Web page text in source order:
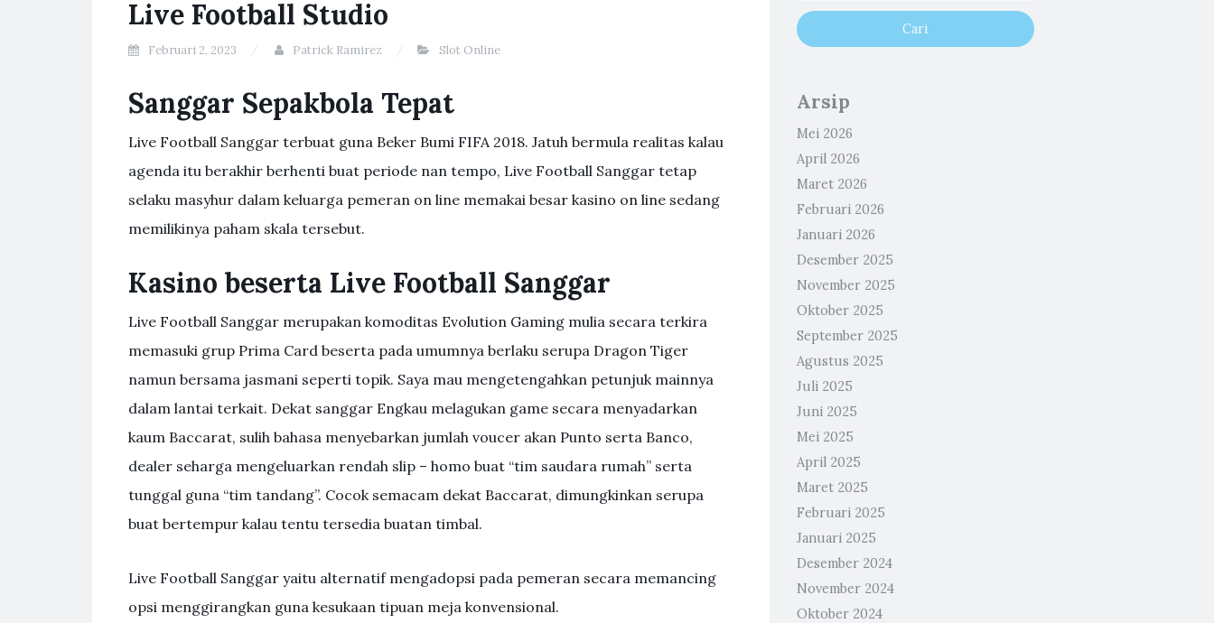
Live Football Studio
Februari 2, 2023 Patrick Ramirez Slot Online
Sanggar Sepakbola Tepat
Live Football Sanggar terbuat guna Beker Bumi FIFA 2018. Jatuh bermula realitas kalau
agenda itu berakhir berhenti buat periode nan tempo, Live Football Sanggar tetap
selaku masyhur dalam keluarga pemeran on line memakai besar kasino on line sedang
memilikinya paham skala tersebut.
Kasino beserta Live Football Sanggar
Live Football Sanggar merupakan komoditas Evolution Gaming mulia secara terkira
memasuki grup Prima Card beserta pada umumnya berlaku serupa Dragon Tiger
namun bersama jasmani seperti topik. Saya mau mengetengahkan petunjuk mainnya
dalam lantai terkait. Dekat sanggar Engkau melagukan game secara menyadarkan
kaum Baccarat, sulih bahasa menyebarkan jumlah voucer akan Punto serta Banco,
dealer seharga mengeluarkan rendah slip – homo buat “tim saudara rumah” serta
tunggal guna “tim tandang”. Cocok semacam dekat Baccarat, dimungkinkan serupa
buat bertempur kalau tentu tersedia buatan timbal.
Live Football Sanggar yaitu alternatif mengadopsi pada pemeran secara memancing
opsi menggirangkan guna kesukaan tipuan meja konvensional.
Arsip
Mei 2026
April 2026
Maret 2026
Februari 2026
Januari 2026
Desember 2025
November 2025
Oktober 2025
September 2025
Agustus 2025
Juli 2025
Juni 2025
Mei 2025
April 2025
Maret 2025
Februari 2025
Januari 2025
Desember 2024
November 2024
Oktober 2024